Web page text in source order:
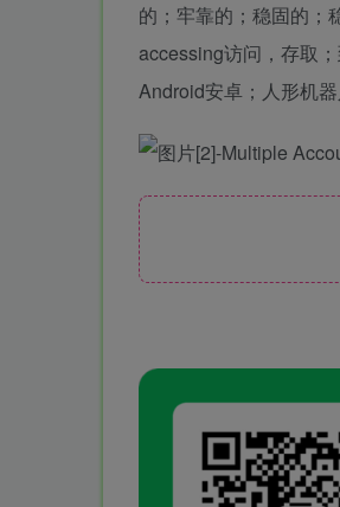
的；牢靠的；稳固的；
accessing访问，存取
Android安卓；人形机器